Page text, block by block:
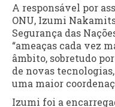
A responsável por
ONU, Izumi
Segurança das
“ameaças cada vez
âmbito, sobretudo
de novas
uma maior
Izumi foi a